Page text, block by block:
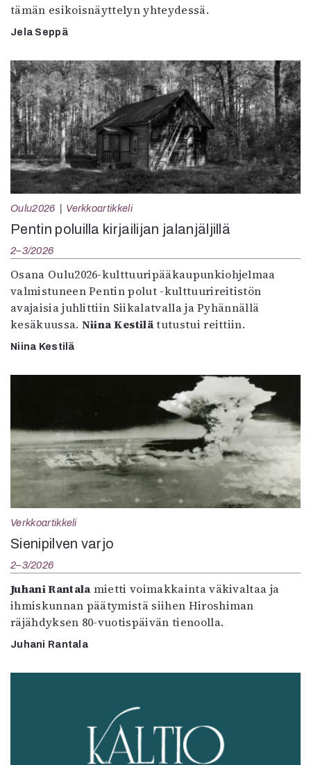
tämän esikoisnäyttelyn yhteydessä.
Jela Seppä
Oulu2026 Verkkoartikkeli
Pentin poluilla kirjailijan jalanjäljillä
2–3/2026
Osana Oulu2026-kulttuuripääkaupunkiohjelmaa
valmistuneen Pentin polut -kulttuurireitistön
avajaisia juhlittiin Siikalatvalla ja Pyhännällä
kesäkuussa. Niina Kestilätutustui reittiin.
Niina Kestilä
Verkkoartikkeli
Sienipilven varjo
2–3/2026
Juhani Rantala mietti voimakkainta väkivaltaa ja
ihmiskunnan päätymistä siihen Hiroshiman
räjähdyksen 80-vuotispäivän tienoolla.
Juhani Rantala